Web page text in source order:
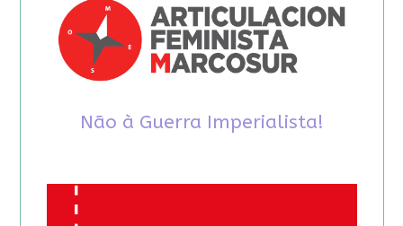
Não à Guerra Imperialista!